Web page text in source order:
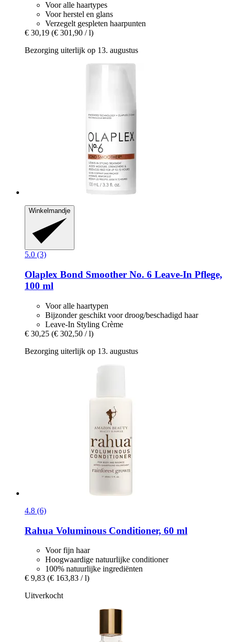
Voor alle haartypes
Voor herstel en glans
Verzegelt gespleten haarpunten
€ 30,19 (€ 301,90 / l)
Bezorging uiterlijk op 13. augustus
Winkelmandje
5.0 (3)
Olaplex Bond Smoother No. 6 Leave-​In Pflege,
100 ml
Voor alle haartypen
Bijzonder geschikt voor droog/beschadigd haar
Leave-In Styling Crème
€ 30,25 (€ 302,50 / l)
Bezorging uiterlijk op 13. augustus
4.8 (6)
Rahua Voluminous Conditioner, 60 ml
Voor fijn haar
Hoogwaardige natuurlijke conditioner
100% natuurlijke ingrediënten
€ 9,83 (€ 163,83 / l)
Uitverkocht